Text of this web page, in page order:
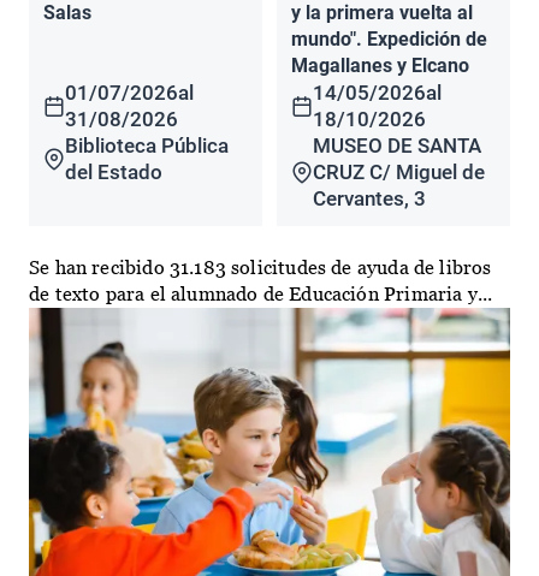
Salas
01/07/2026al
31/08/2026
Biblioteca Pública
del Estado
y la primera vuelta al
mundo". Expedición de
Magallanes y Elcano
14/05/2026al
18/10/2026
MUSEO DE SANTA
CRUZ C/ Miguel de
Cervantes, 3
Se han recibido 31.183 solicitudes de ayuda de libros
de texto para el alumnado de Educación Primaria y...